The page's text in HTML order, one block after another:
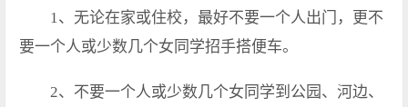
1、无论在家或住校，最好不要一个人出门，更不
要一个人或少数几个女同学招手搭便车。
2、不要一个人或少数几个女同学到公园、河边、